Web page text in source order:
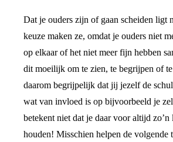
Dat je ouders zijn of gaan scheiden ligt
keuze maken ze, omdat je ouders niet
op elkaar of het niet meer fijn hebben
dit moeilijk om te zien, te begrijpen of
daarom begrijpelijk dat jij jezelf de
wat van invloed is op bijvoorbeeld je
betekent niet dat je daar voor altijd
houden! Misschien helpen de volgende